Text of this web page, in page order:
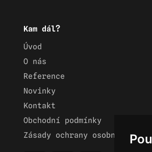
Kam dál?
Úvod
O nás
Reference
Novinky
Kontakt
Obchodní podmínky
Zásady ochrany osobních